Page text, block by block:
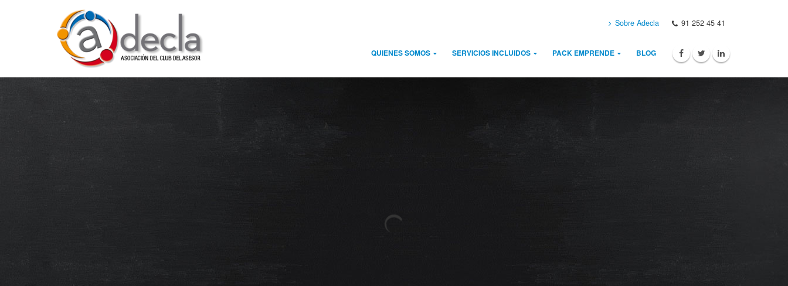
Sobre Adecla 91 252 45 41
QUIENES SOMOS SERVICIOS INCLUIDOS PACK EMPRENDE BLOG